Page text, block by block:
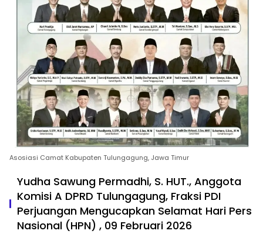
Asosiasi Camat Kabupaten Tulungagung, Jawa Timur
Yudha Sawung Permadhi, S. HUT., Anggota
Komisi A DPRD Tulungagung, Fraksi PDI
Perjuangan Mengucapkan Selamat Hari Pers
Nasional (HPN) , 09 Februari 2026